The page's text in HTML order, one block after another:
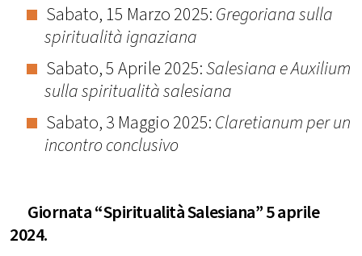
Sabato, 15 Marzo 2025:Gregoriana sulla
spiritualità ignaziana
Sabato, 5 Aprile 2025:Salesiana e Auxilium
sulla spiritualità salesiana
Sabato, 3 Maggio 2025:Claretianum per un
incontro conclusivo
Giornata “Spiritualità Salesiana” 5 aprile
2024.